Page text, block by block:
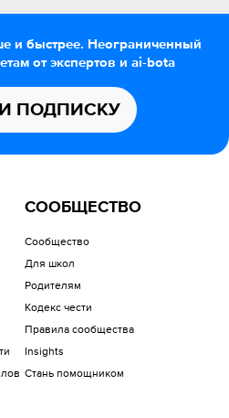
и быстрее. Неограниченный
от экспертов и ai-bota
ПОДПИСКУ
СООБЩЕСТВО
Сообщество
Для школ
Родителям
Кодекс чести
Правила сообщества
Insights
Стань помощником